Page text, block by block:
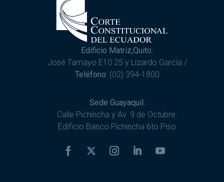
Edificio Matriz,Quito:
José Tamayo E10 25 y Lizardo García /
Teléfono: (02) 394-1800
Sede Guayaquil:
Calle Pichincha y Av. 9 de Octubre.
Edificio Banco Pichincha 6to Piso